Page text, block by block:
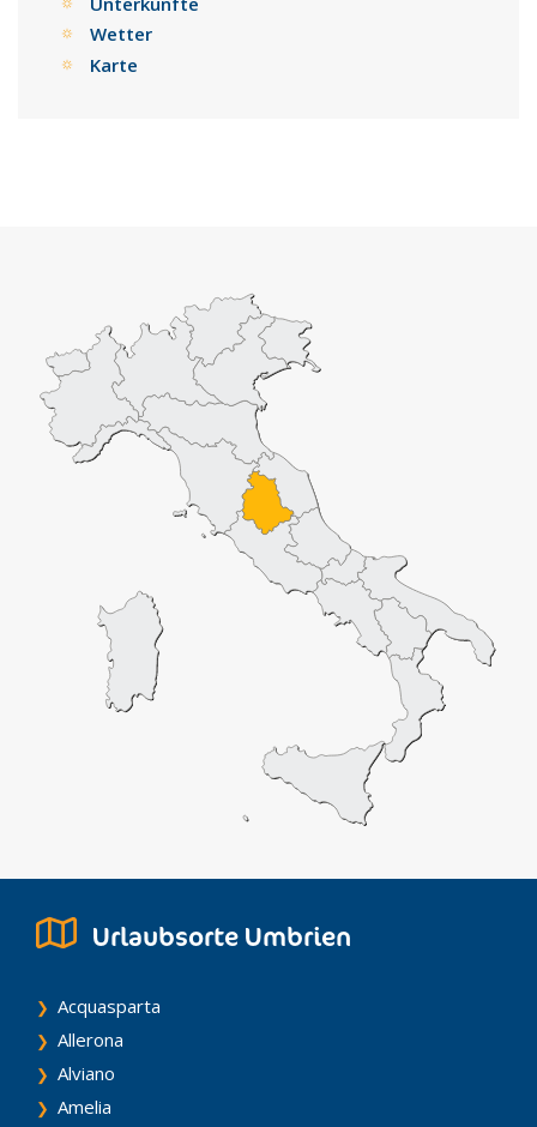
Wetter
Karte
Urlaubsorte Umbrien
Acquasparta
Allerona
Alviano
Amelia